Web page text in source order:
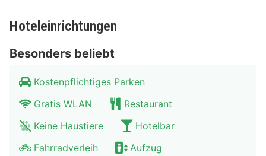
machen.
Hoteleinrichtungen
Besonders beliebt
Kostenpflichtiges Parken
Gratis WLAN
Restaurant
Keine Haustiere
Hotelbar
Fahrradverleih
Aufzug